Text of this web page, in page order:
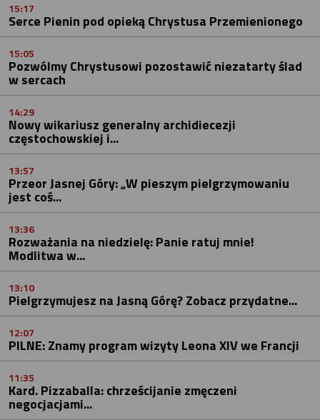
15:17
Serce Pienin pod opieką Chrystusa Przemienionego
15:05
Pozwólmy Chrystusowi pozostawić niezatarty ślad
w sercach
14:29
Nowy wikariusz generalny archidiecezji
częstochowskiej i...
13:57
Przeor Jasnej Góry: „W pieszym pielgrzymowaniu
jest coś...
13:36
Rozważania na niedzielę: Panie ratuj mnie!
Modlitwa w...
13:10
Pielgrzymujesz na Jasną Górę? Zobacz przydatne...
12:07
PILNE: Znamy program wizyty Leona XIV we Francji
11:35
Kard. Pizzaballa: chrześcijanie zmęczeni
negocjacjami...